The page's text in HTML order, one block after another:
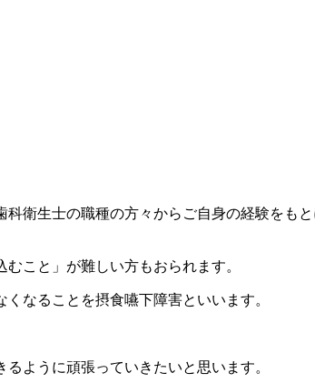
衛生士の職種の方々からご自身の経験をも
こと」が難しい方もおられます。
なることを摂食嚥下障害といいます。
ように頑張っていきたいと思います。